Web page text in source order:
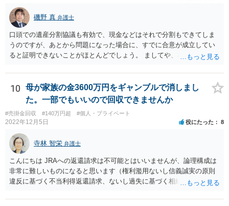
磯野 真 弁護士
口頭での遺産分割協議も有効で、現金などはそれで分割もできてしま
うのですが、あとから問題になった場合に、すでに合意が成立してい
ると証明できないことがほとんどでしょう。 ましてや、相談者様の場
をしたとは言えないと思いますし、また、今回新たに発見された現金
については、以前の分割の対象にはなっていないという主張もできる
でしょう。
10
母が家族の金3600万円をギャンブルで消しまし
た。一部でもいいので回収できませんか
#売掛金回収 #140万円超 #個人・プライベート
2022年12月5日 役にたった 8
寺林 智栄 弁護士
こんにちは JRAへの返還請求は不可能とはいいませんが、論理構成は
非常に難しいものになると思います（権利濫用ないし信義誠実の原則
違反に基づく不当利得返還請求、ないし過失に基づく相続権に侵害と
のも大変かもしれませんが、金額も大きい問題ですし、上記の構成だ